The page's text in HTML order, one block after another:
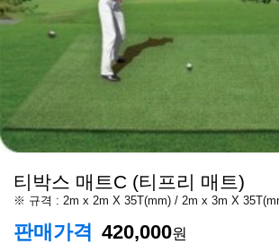
티박스 매트C (티프리 매트)
※ 규격 : 2m x 2m X 35T(mm) / 2m x 3m X
판매가격 420,000원